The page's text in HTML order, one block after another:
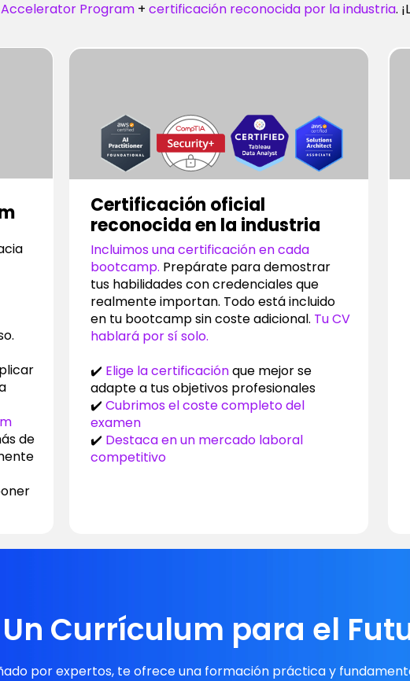
Program + certificación reconocida por la industria.
Certificación oficial
reconocida en la industria
de
Incluimos una certificación en cada
bootcamp. Prepárate para demostrar
tus habilidades con credenciales que
realmente importan. Todo está incluido
en tu bootcamp sin coste adicional. Tu CV
hablará por sí solo.
✔️ Elige la certificaciónque mejor se
adapte a tus objetivos profesionales
✔️ Cubrimos el coste completo del
examen
✔️ Destaca en un mercado laboral
competitivo
Un Currículum para el
por expertos, te ofrece una formación práctica y